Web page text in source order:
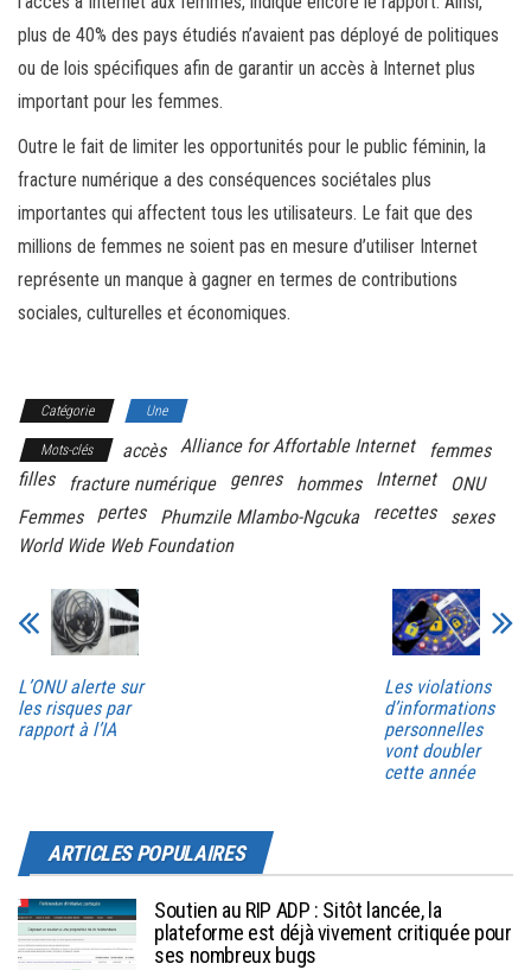
plus de 40% des pays étudiés n’avaient pas déployé de politiques
ou de lois spécifiques afin de garantir un accès à Internet plus
important pour les femmes.
Outre le fait de limiter les opportunités pour le public féminin, la
fracture numérique a des conséquences sociétales plus
importantes qui affectent tous les utilisateurs. Le fait que des
millions de femmes ne soient pas en mesure d’utiliser Internet
représente un manque à gagner en termes de contributions
sociales, culturelles et économiques.
Catégorie Une
Mots-clés accès Alliance for Affortable Internet
femmes
filles
fracture numérique genres hommes Internet
ONU
Femmes
pertes Phumzile Mlambo-Ngcuka recettes
sexes
World Wide Web Foundation
L’ONU alerte sur
les risques par
rapport à l’IA
Les violations
d’informations
personnelles
vont doubler
cette année
ARTICLES POPULAIRES
Soutien au RIP ADP : Sitôt lancée, la
plateforme est déjà vivement critiquée pour
ses nombreux bugs